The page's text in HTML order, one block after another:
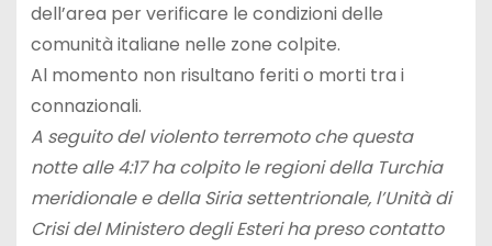
dell’area per verificare le condizioni delle
comunità italiane nelle zone colpite.
Al momento non risultano feriti o morti tra i
connazionali.
A seguito del violento terremoto che questa
notte alle 4:17 ha colpito le regioni della Turchia
meridionale e della Siria settentrionale, l’Unità di
Crisi del Ministero degli Esteri ha preso contatto